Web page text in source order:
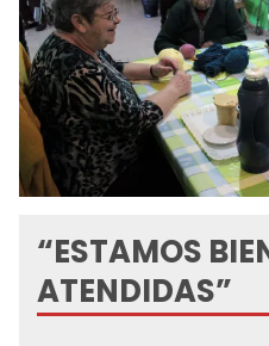
“ESTAMOS
ATENDIDAS”